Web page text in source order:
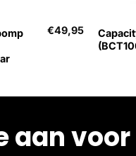
€49,95
aan